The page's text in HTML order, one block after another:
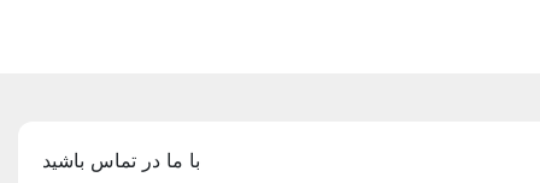
با ما در تماس باشید